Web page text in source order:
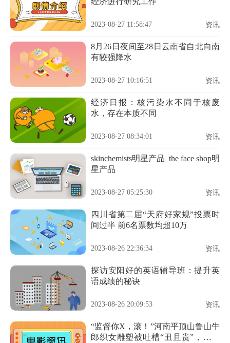
2023-08-27 11:58:47 资讯
8月26日夜间至28日云南省自北向南
有较强降水
2023-08-27 10:16:51 资讯
经济日报：核污染水不同于核废
水，存在本质不同
2023-08-27 08:34:01 资讯
skinchemists明星产品_the face shop明
星产品
2023-08-27 05:25:30 资讯
四川省第二届“天府好家规”投票时
间过半 前6名票数均超10万
2023-08-26 22:36:34 资讯
探访安阳好的英语辅导班：提升英
语成绩的秘诀
2023-08-26 20:09:53 资讯
“监督你X，滚！”河南平顶山鲁山牛
郎织女雕塑被吐槽“丑且贵”，记者